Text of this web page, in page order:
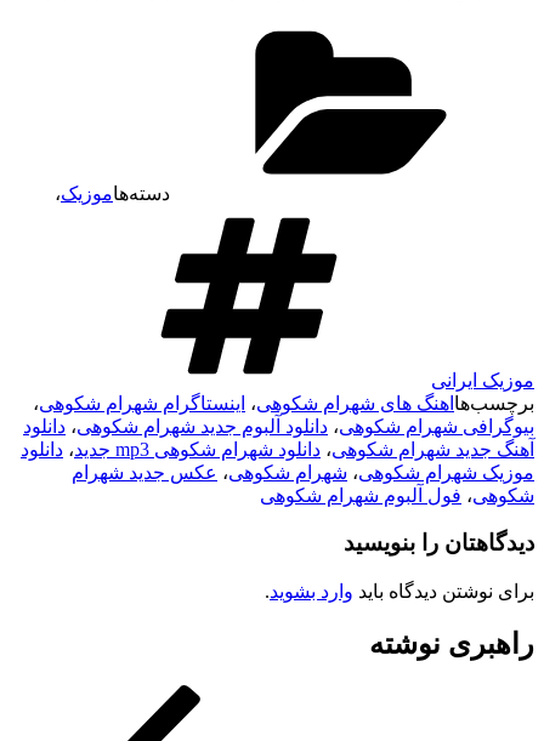
دسته‌هاموزیک،
موزیک ایرانی
برچسب‌ها اهنگ های شهرام شکوهی، اینستاگرام شهرام شکوهی،
بیوگرافی شهرام شکوهی، دانلود آلبوم جدید شهرام شکوهی، دانلود
آهنگ جدید شهرام شکوهی، دانلود شهرام شکوهی mp3 جدید ، دانلود
موزیک شهرام شکوهی، شهرام شکوهی، عکس جدید شهرام
شکوهی، فول آلبوم شهرام شکوهی
دیدگاهتان را بنویسید
برای نوشتن دیدگاه باید وارد بشوید.
راهبری نوشته